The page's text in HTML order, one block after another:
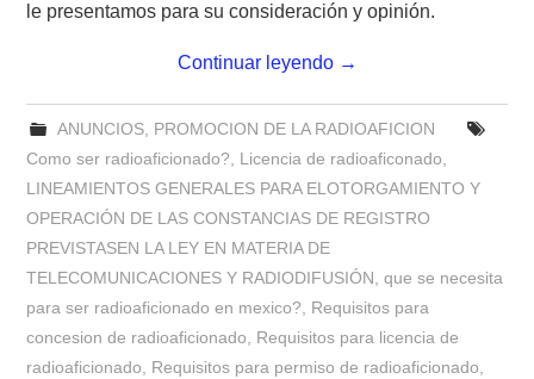
le presentamos para su consideración y opinión.
Continuar leyendo →
ANUNCIOS, PROMOCION DE LA RADIOAFICION
Como ser radioaficionado?, Licencia de radioaficonado,
LINEAMIENTOS GENERALES PARA ELOTORGAMIENTO Y
OPERACIÓN DE LAS CONSTANCIAS DE REGISTRO
PREVISTASEN LA LEY EN MATERIA DE
TELECOMUNICACIONES Y RADIODIFUSIÓN,que se necesita
para ser radioaficionado en mexico?, Requisitos para
concesion de radioaficionado, Requisitos para licencia de
radioaficionado, Requisitos para permiso de radioaficionado,